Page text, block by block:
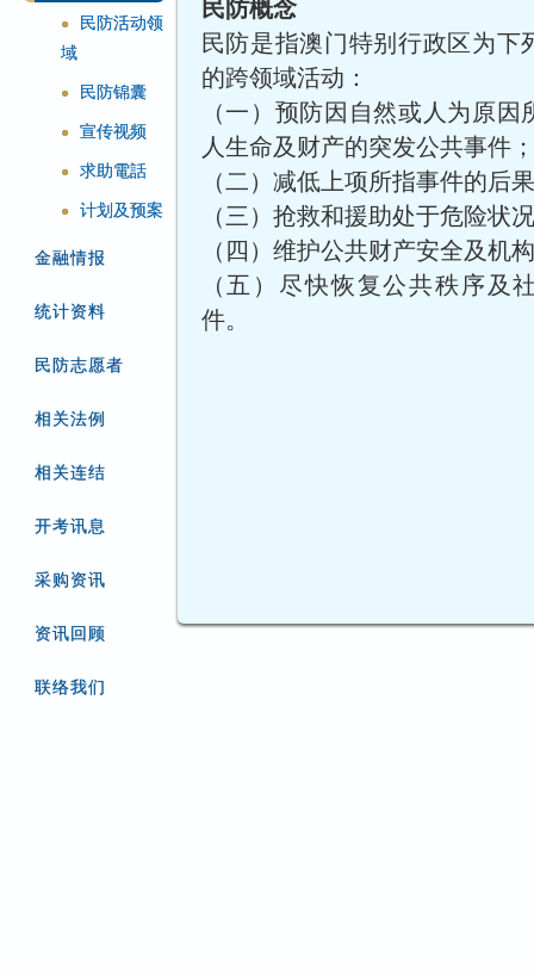
●
民防活动领
域
● 民防锦囊
● 宣传视频
● 求助電話
● 计划及预案
金融情报
统计资料
民防志愿者
相关法例
相关连结
开考讯息
采购资讯
资讯回顾
联络我们
民防概念
民防是指澳门特别行政区为下
的跨领域活动：
（一）预防因自然或人为原因
人生命及财产的突发公共事件；
（二）减低上项所指事件的后
（三）抢救和援助处于危险状
（四）维护公共财产安全及机
（五）尽快恢复公共秩序及
件。